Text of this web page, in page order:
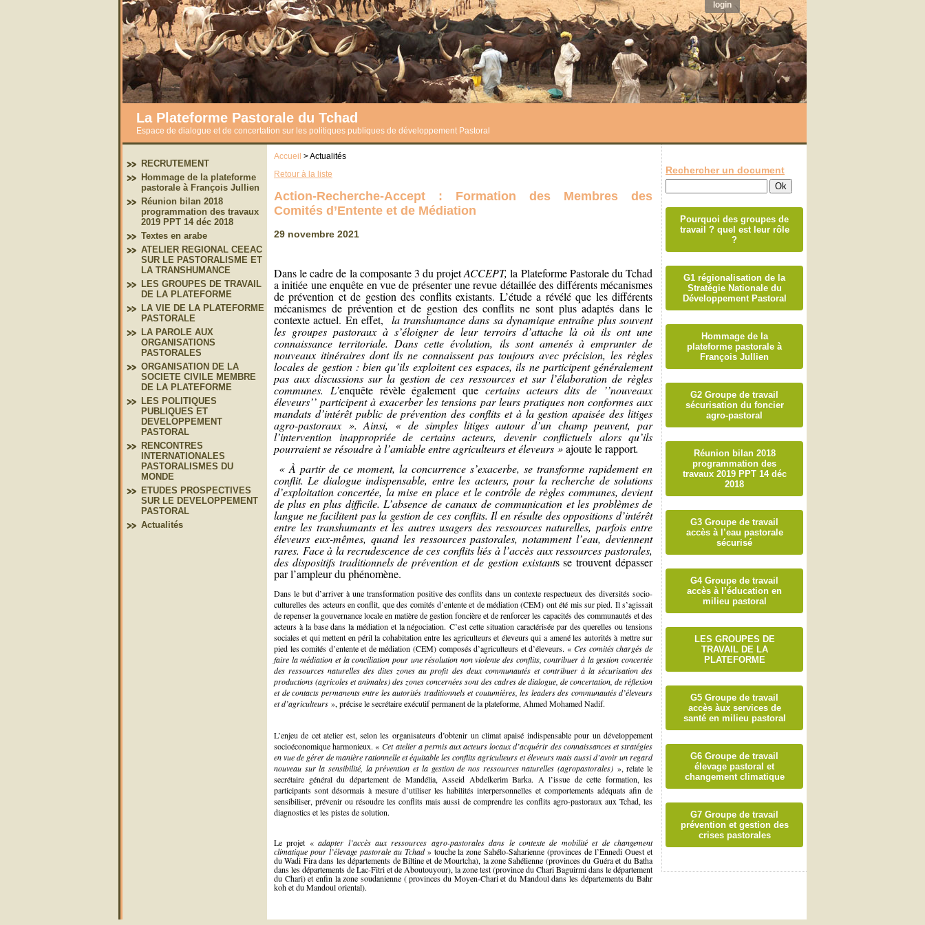
La Plateforme Pastorale du Tchad
Espace de dialogue et de concertation sur les politiques publiques de développement Pastoral
RECRUTEMENT
Hommage de la plateforme
pastorale à François Jullien
Réunion bilan 2018
programmation des travaux
2019 PPT 14 déc 2018
Textes en arabe
ATELIER REGIONAL CEEAC
SUR LE PASTORALISME ET
LA TRANSHUMANCE
LES GROUPES DE TRAVAIL
DE LA PLATEFORME
LA VIE DE LA PLATEFORME
PASTORALE
LA PAROLE AUX
ORGANISATIONS
PASTORALES
ORGANISATION DE LA
SOCIETE CIVILE MEMBRE
DE LA PLATEFORME
LES POLITIQUES
PUBLIQUES ET
DEVELOPPEMENT
PASTORAL
RENCONTRES
INTERNATIONALES
PASTORALISMES DU
MONDE
ETUDES PROSPECTIVES
SUR LE DEVELOPPEMENT
PASTORAL
Actualités
Accueil > Actualités
Retour à la liste
Action-Recherche-Accept : Formation des Membres des
Comités d’Entente et de Médiation
29 novembre 2021
Dans le cadre de la composante 3 du projetACCEPT,la Plateforme Pastorale du Tchad
a initiée une enquête en vue de présenter une revue détaillée des différents mécanismes
de prévention et de gestion des conflits existants. L’étude a révélé que les différents
mécanismes de prévention et de gestion des conflits ne sont plus adaptés dans le
contexte actuel. En effet, la transhumance dans sa dynamique entraîne plus souvent
les groupes pastoraux à s’éloigner de leur terroirs d’attache là où ils ont une
connaissance territoriale. Dans cette évolution, ils sont amenés à emprunter de
nouveaux itinéraires dont ils ne connaissent pas toujours avec précision, les règles
locales de gestion : bien qu’ils exploitent ces espaces, ils ne participent généralement
pas aux discussions sur la gestion de ces ressources et sur l’élaboration de règles
communes. L’enquête révèle également que certains acteurs dits de ’’nouveaux
éleveurs’’ participent à exacerber les tensions par leurs pratiques non conformes aux
mandats d’intérêt public de prévention des conflits et à la gestion apaisée des litiges
agro-pastoraux ». Ainsi, « de simples litiges autour d’un champ peuvent, par
l’intervention inappropriée de certains acteurs, devenir conflictuels alors qu’ils
pourraient se résoudre à l’amiable entre agriculteurs et éleveurs »ajoute le rapport.
« À partir de ce moment, la concurrence s’exacerbe, se transforme rapidement en
conflit. Le dialogue indispensable, entre les acteurs, pour la recherche de solutions
d’exploitation concertée, la mise en place et le contrôle de règles communes, devient
de plus en plus difficile. L’absence de canaux de communication et les problèmes de
langue ne facilitent pas la gestion de ces conflits. Il en résulte des oppositions d’intérêt
entre les transhumants et les autres usagers des ressources naturelles, parfois entre
éleveurs eux-mêmes, quand les ressources pastorales, notamment l’eau, deviennent
rares. Face à la recrudescence de ces conflits liés à l’accès aux ressources pastorales,
des dispositifs traditionnels de prévention et de gestion existants se trouvent dépasser
par l’ampleur du phénomène.
Dans le but d’arriver à une transformation positive des conflits dans un contexte respectueux des diversités socio-
culturelles des acteurs en conflit, que des comités d’entente et de médiation (CEM) ont été mis sur pied. Il s’agissait
de repenser la gouvernance locale en matière de gestion foncière et de renforcer les capacités des communautés et des
acteurs à la base dans la médiation et la négociation. C’est cette situation caractérisée par des querelles ou tensions
sociales et qui mettent en péril la cohabitation entre les agriculteurs et éleveurs qui a amené les autorités à mettre sur
pied les comités d’entente et de médiation (CEM) composés d’agriculteurs et d’éleveurs. «Ces comités chargés de
faire la médiation et la conciliation pour une résolution non violente des conflits, contribuer à la gestion concertée
des ressources naturelles des dites zones au profit des deux communautés et contribuer à la sécurisation des
productions (agricoles et animales) des zones concernées sont des cadres de dialogue, de concertation, de réflexion
et de contacts permanents entre les autorités traditionnels et coutumières, les leaders des communautés d’éleveurs
et d’agriculteurs », précise lesecrétaire exécutif permanent de la plateforme, Ahmed Mohamed Nadif.
L’enjeu de cet atelier est, selon les organisateurs d’obtenir un climat apaisé indispensable pour un développement
socioéconomique harmonieux.«Cetatelier a permis aux acteurs locaux d’acquérir des connaissances et stratégies
en vue de gérer de manière rationnelle et équitable les conflits agriculteurs et éleveurs mais aussi d’avoir un regard
nouveau sur la sensibilité, la prévention et la gestion de nos ressources naturelles (agropastorales) »,relate le
secrétaire général du département de Mandélia, Asseid Abdelkerim Barka. A l’issue de cette formation, les
participants sont désormais à mesure d’utiliser les habilités interpersonnelles et comportements adéquats afin de
sensibiliser, prévenir ou résoudre les conflits mais aussi de comprendre les conflits agro-pastoraux aux Tchad, les
diagnostics et les pistes de solution.
Le projet «adapter l’accès aux ressources agro-pastorales dans le contexte de mobilité et de changement
climatique pour l’élevage pastorale au Tchad» touche la zone Sahélo-Saharienne (provinces de l’Ennedi Ouest et
du Wadi Fira dans les départements de Biltine et de Mourtcha), la zone Sahélienne (provinces du Guéra et du Batha
dans les départements de Lac-Fitri et de Aboutouyour), la zone test (province du Chari Baguirmi dans le département
du Chari) et enfin la zone soudanienne ( provinces du Moyen-Chari et du Mandoul dans les départements du Bahr
koh et du Mandoul oriental).
Rechercher un document
Pourquoi des groupes de
travail ? quel est leur rôle
?
G1 régionalisation de la
Stratégie Nationale du
Développement Pastoral
Hommage de la
plateforme pastorale à
François Jullien
G2 Groupe de travail
sécurisation du foncier
agro-pastoral
Réunion bilan 2018
programmation des
travaux 2019 PPT 14 déc
2018
G3 Groupe de travail
accès à l’eau pastorale
sécurisé
G4 Groupe de travail
accès à l’éducation en
milieu pastoral
LES GROUPES DE
TRAVAIL DE LA
PLATEFORME
G5 Groupe de travail
accès àux services de
santé en milieu pastoral
G6 Groupe de travail
élevage pastoral et
changement climatique
G7 Groupe de travail
prévention et gestion des
crises pastorales
login